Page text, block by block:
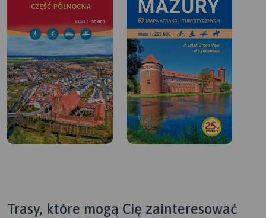
Trasy, które mogą Cię zainteresować